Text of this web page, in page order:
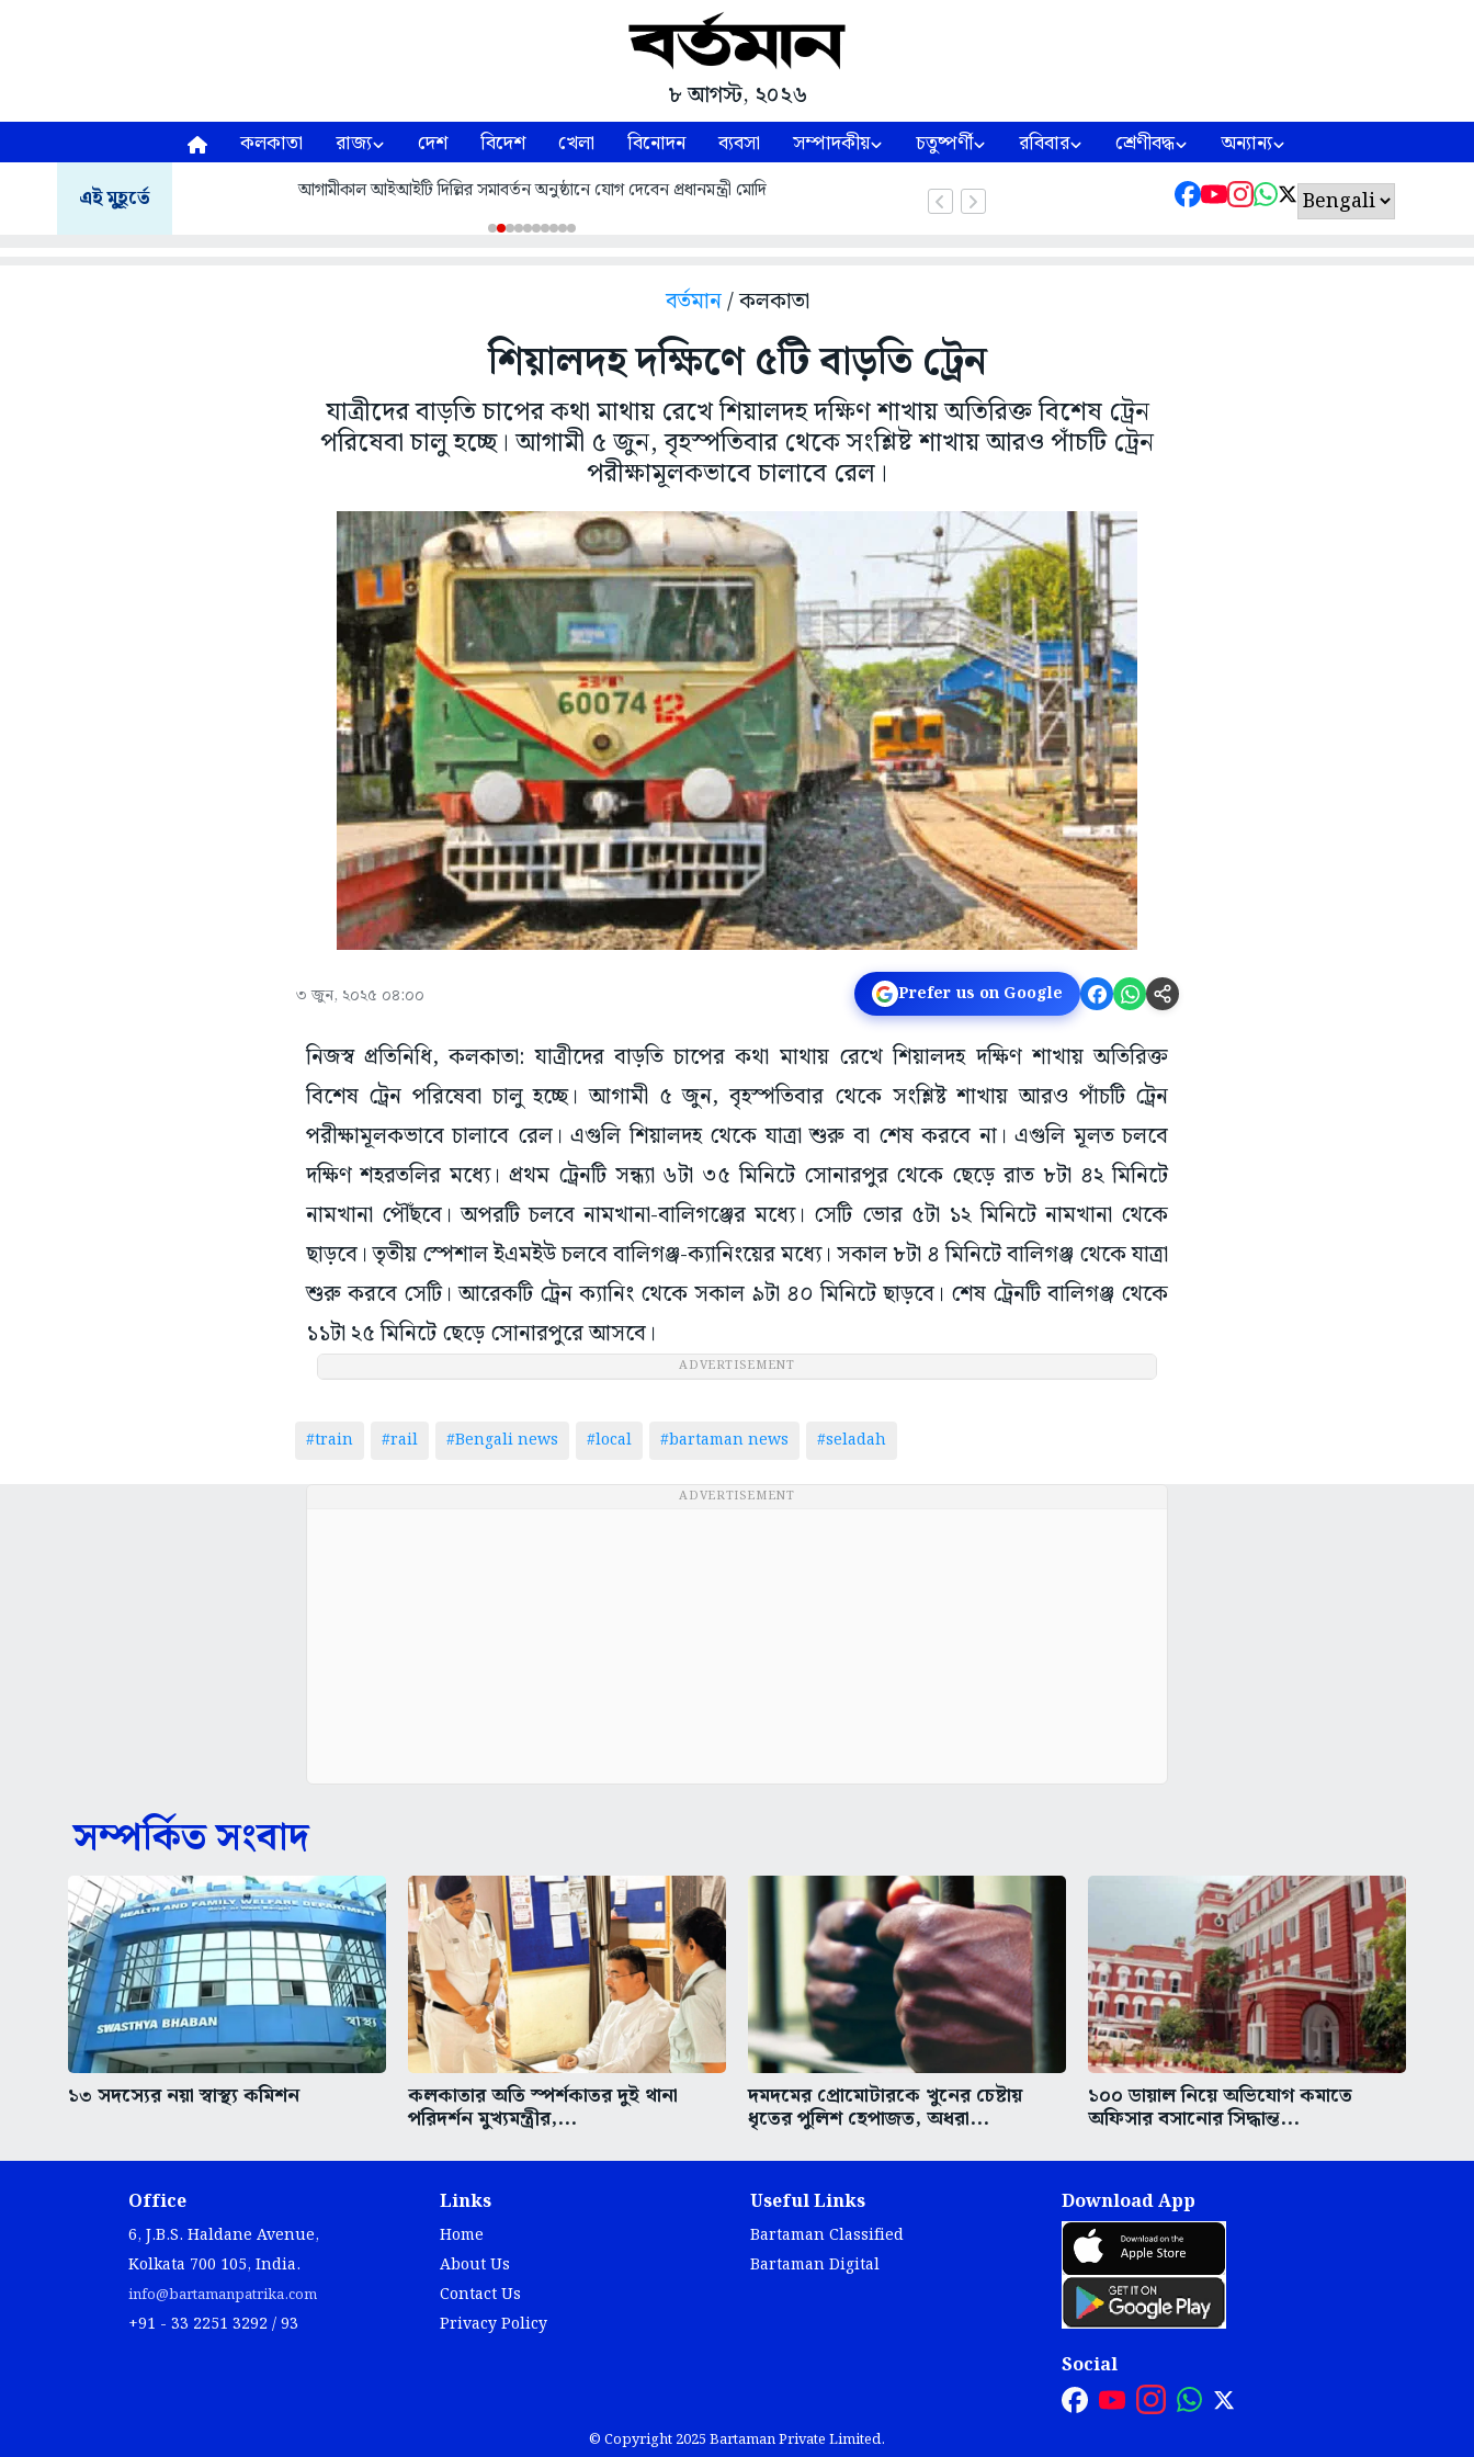
৮ আগস্ট, ২০২৬
কলকাতা রাজ্য দেশ বিদেশ খেলা বিনোদন ব্যবসা সম্পাদকীয় চতুষ্পর্ণী রবিবার শ্রেণীবদ্ধ অন্যান্য
এই মুহূর্তে আগামীকাল আইআইটি দিল্লির সমাবর্তন অনুষ্ঠানে যোগ দেবেন প্রধানমন্ত্রী মোদি
বর্তমান/ কলকাতা
শিয়ালদহ দক্ষিণে ৫টি বাড়তি ট্রেন
যাত্রীদের বাড়তি চাপের কথা মাথায় রেখে শিয়ালদহ দক্ষিণ শাখায় অতিরিক্ত বিশেষ ট্রেন
পরিষেবা চালু হচ্ছে। আগামী ৫ জুন, বৃহস্পতিবার থেকে সংশ্লিষ্ট শাখায় আরও পাঁচটি ট্রেন
পরীক্ষামূলকভাবে চালাবে রেল।
৩ জুন, ২০২৫ ০৪:০০ Prefer us on Google
নিজস্ব প্রতিনিধি, কলকাতা: যাত্রীদের বাড়তি চাপের কথা মাথায় রেখে শিয়ালদহ দক্ষিণ শাখায় অতিরিক্ত
বিশেষ ট্রেন পরিষেবা চালু হচ্ছে। আগামী ৫ জুন, বৃহস্পতিবার থেকে সংশ্লিষ্ট শাখায় আরও পাঁচটি ট্রেন
পরীক্ষামূলকভাবে চালাবে রেল। এগুলি শিয়ালদহ থেকে যাত্রা শুরু বা শেষ করবে না। এগুলি মূলত চলবে
দক্ষিণ শহরতলির মধ্যে। প্রথম ট্রেনটি সন্ধ্যা ৬টা ৩৫ মিনিটে সোনারপুর থেকে ছেড়ে রাত ৮টা ৪২ মিনিটে
নামখানা পৌঁছবে। অপরটি চলবে নামখানা-বালিগঞ্জের মধ্যে। সেটি ভোর ৫টা ১২ মিনিটে নামখানা থেকে
ছাড়বে। তৃতীয় স্পেশাল ইএমইউ চলবে বালিগঞ্জ-ক্যানিংয়ের মধ্যে। সকাল ৮টা ৪ মিনিটে বালিগঞ্জ থেকে যাত্রা
শুরু করবে সেটি। আরেকটি ট্রেন ক্যানিং থেকে সকাল ৯টা ৪০ মিনিটে ছাড়বে। শেষ ট্রেনটি বালিগঞ্জ থেকে
১১টা ২৫ মিনিটে ছেড়ে সোনারপুরে আসবে।
ADVERTISEMENT
#train #rail #Bengali news #local #bartaman news #seladah
ADVERTISEMENT
সম্পর্কিত সংবাদ
১৩ সদস্যের নয়া স্বাস্থ্য কমিশন কলকাতার অতি স্পর্শকাতর দুই থানা
পরিদর্শন মুখ্যমন্ত্রীর,...
দমদমের প্রোমোটারকে খুনের চেষ্টায়
ধৃতের পুলিশ হেপাজত, অধরা...
১০০ ডায়াল নিয়ে অভিযোগ কমাতে
অফিসার বসানোর সিদ্ধান্ত...
Office
6, J.B.S. Haldane Avenue,
Kolkata 700 105, India.
info@bartamanpatrika.com
+91 - 33 2251 3292 / 93
Links
Home
About Us
Contact Us
Privacy Policy
Useful Links
Bartaman Classified
Bartaman Digital
Download App
Social
© Copyright 2025 Bartaman Private Limited.